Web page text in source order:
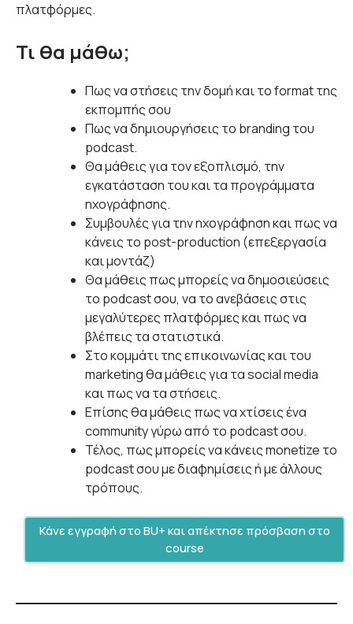
πλατφόρμες.
Τι θα μάθω;
Πως να στήσεις την δομή και το format της
εκπομπής σου
Πως να δημιουργήσεις το branding του
podcast.
Θα μάθεις για τον εξοπλισμό, την
εγκατάσταση του και τα προγράμματα
ηχογράφησης.
Συμβουλές για την ηχογράφηση και πως να
κάνεις το post-production (επεξεργασία
και μοντάζ)
Θα μάθεις πως μπορείς να δημοσιεύσεις
το podcast σου, να το ανεβάσεις στις
μεγαλύτερες πλατφόρμες και πως να
βλέπεις τα στατιστικά.
Στο κομμάτι της επικοινωνίας και του
marketing θα μάθεις για τα social media
και πως να τα στήσεις.
Επίσης θα μάθεις πως να χτίσεις ένα
community γύρω από το podcast σου.
Τέλος, πως μπορείς να κάνεις monetize το
podcast σου με διαφημίσεις ή με άλλους
τρόπους.
Κάνε εγγραφή στο BU+ και απέκτησε πρόσβαση στο
course